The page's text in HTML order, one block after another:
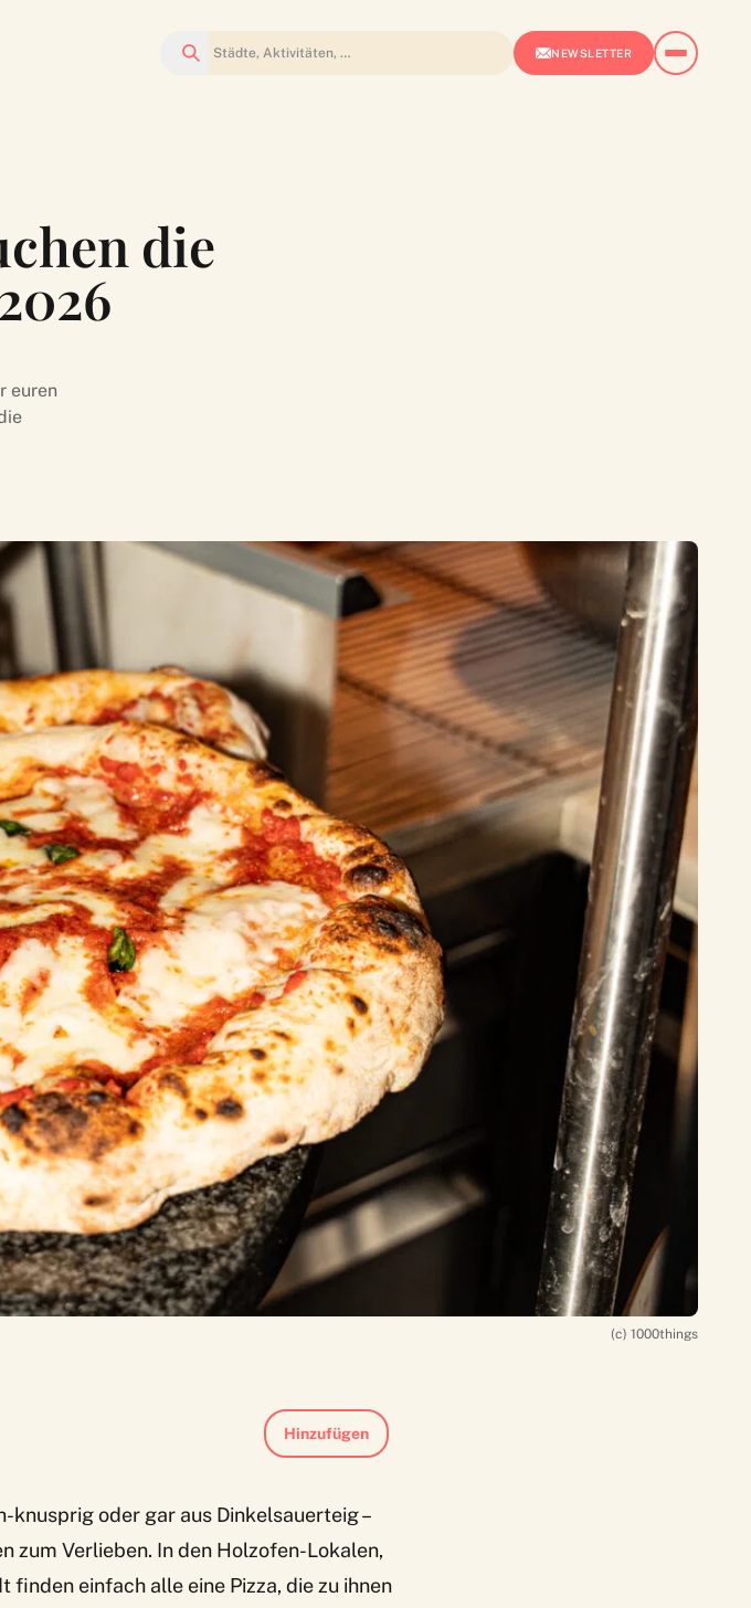
Suchen NEWSLETTER
die
euren
(c) 1000things
Hinzufügen
oder gar aus Dinkelsauerteig –
zum Verlieben. In den Holzofen-Lokalen,
einfach alle eine Pizza, die zu ihnen